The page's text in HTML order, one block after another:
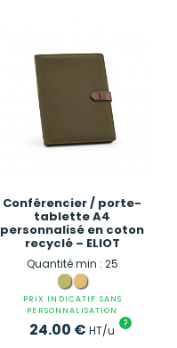
Conférencier / porte-
tablette A4
personnalisé en coton
recyclé – ELIOT
Quantité min : 25
PRIX INDICATIF SANS
PERSONNALISATION
24.00 € HT/u ?